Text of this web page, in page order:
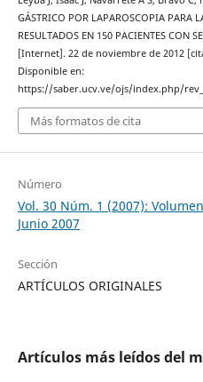
GÁSTRICO POR LAPAROSCOPIA PARA
RESULTADOS EN 150 PACIENTES CON
[Internet]. 22 de noviembre de 2012
Disponible en:
https://saber.ucv.ve/ojs/index.php/
Más formatos de cita
Número
Vol. 30 Núm. 1 (2007):
Junio 2007
Sección
ARTÍCULOS ORIGINALES
Artículos más leídos del